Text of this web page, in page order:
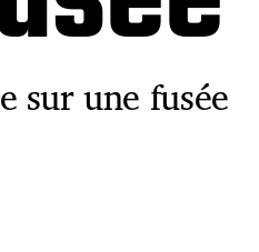
sur une fusée